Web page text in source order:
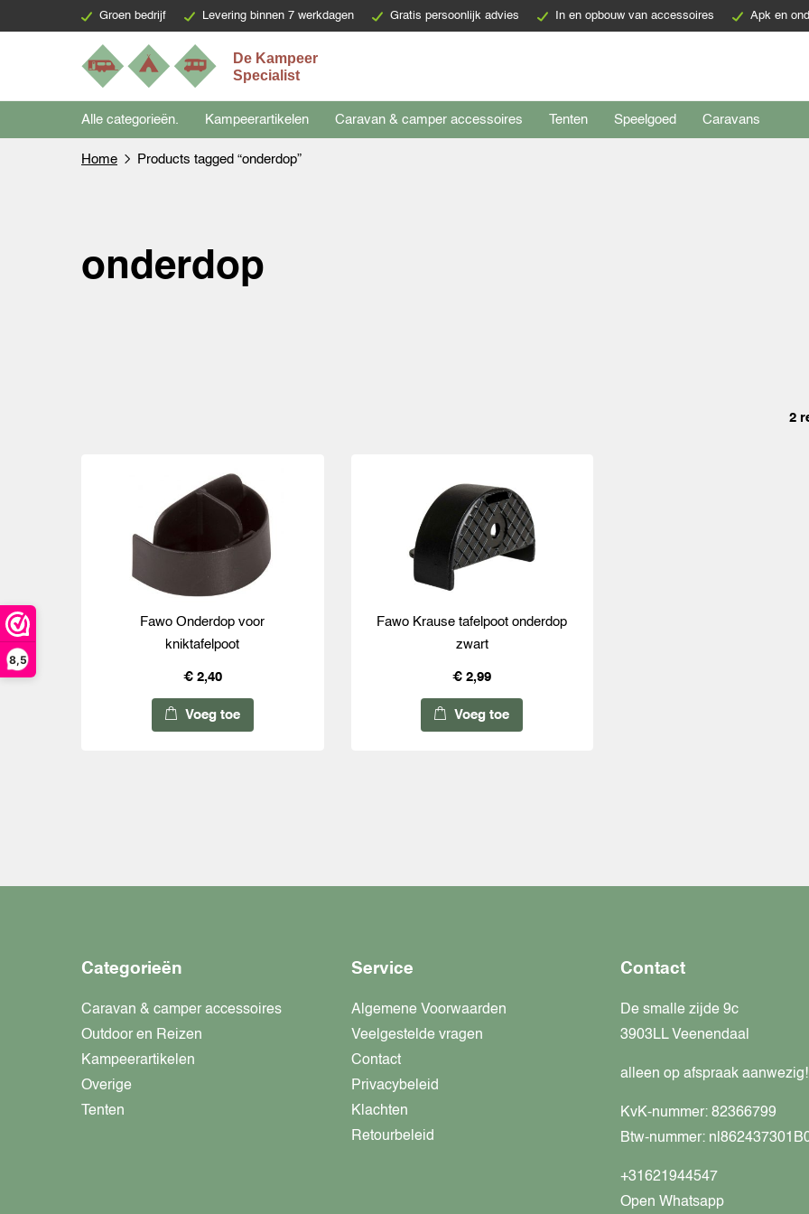
8,5
Groen bedrijf Levering binnen 7 werkdagen Gratis persoonlijk advies In en opbouw van accessoires Apk en
Alle categorieën. Kampeerartikelen Caravan & camper accessoires Tenten Speelgoed Caravans
Home Products tagged “onderdop”
onderdop
2
Fawo Onderdop voor
kniktafelpoot
€ 2,40
Voeg toe
Fawo Krause tafelpoot onderdop
zwart
€ 2,99
Voeg toe
Categorieën
Caravan & camper accessoires
Outdoor en Reizen
Kampeerartikelen
Overige
Tenten
Service
Algemene Voorwaarden
Veelgestelde vragen
Contact
Privacybeleid
Klachten
Retourbeleid
Contact
De smalle zijde 9c
3903LL Veenendaal
alleen op afspraak aanwezig!
KvK-nummer: 82366799
Btw-nummer:
+31621944547
Open Whatsapp